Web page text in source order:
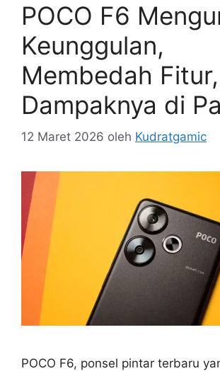
POCO F6
Keunggulan,
Membedah
Dampaknya di
12 Maret 2026 oleh Kudratgamic
POCO F6, ponsel pintar terbaru